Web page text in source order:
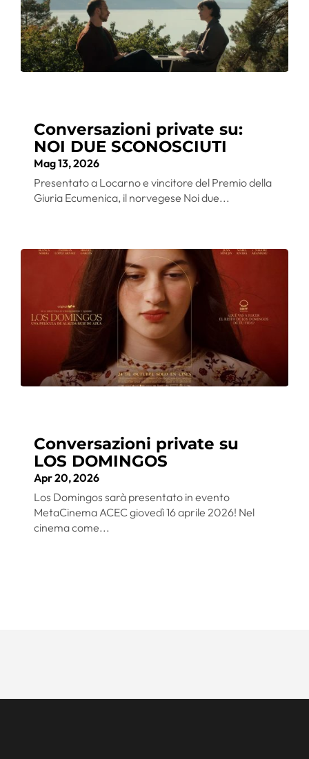
Conversazioni private su:
NOI DUE SCONOSCIUTI
Mag 13, 2026
Presentato a Locarno e vincitore del Premio della
Giuria Ecumenica, il norvegese Noi due...
Conversazioni private su
LOS DOMINGOS
Apr 20, 2026
Los Domingos sarà presentato in evento
MetaCinema ACEC giovedì 16 aprile 2026! Nel
cinema come...